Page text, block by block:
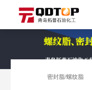
密封脂/螺纹脂